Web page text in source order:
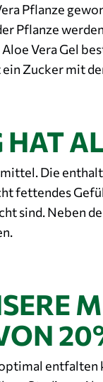
Pflanze
Pflanze
Vera Gel
Zucker mit
Die
fettendes
sind. Neben